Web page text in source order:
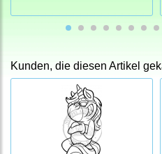
Kunden, die diesen Artikel